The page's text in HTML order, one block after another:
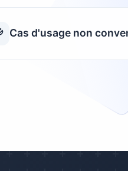
Cas d'usage non